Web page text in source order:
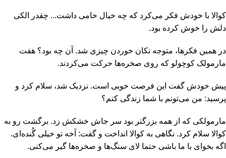
کوالا با خودش فکر می‌کرد که چه خیال خامی داشت... چقدر الکی
دلش را خوش کرده بود.
در همین فکرها، متوجه تکان خوردن چیزی شد. آن چه بود؟ هفت
مارمولک کوچولو که روی صخره‌ها حرکت می‌کردند.
پیش خودش گفت این فرصت خوبی است. نزدیک شد، سلام کرد و
پرسید: من می‌تونم با شما زندگی کنم؟
مارمولکی که از همه بزرگتر بود سر جاش خشکش زد. برگشت رو به
کوالا سلام کرد. نگاهی به کوالا انداخت و گفت: آخه تو خیلی گُنده‌ای.
اگه بخوای با ما باشی حتما لای سنگ‌‍‌ها و صخره‌ها گیر می‌کنی.